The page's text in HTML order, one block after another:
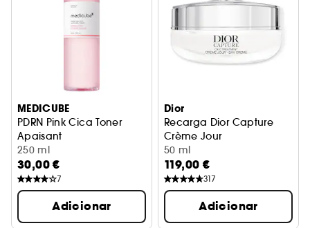
MEDICUBE
PDRN Pink Cica Toner
Apaisant
Loção tonificante iluminadora para o rosto
250 ml
30,00 €
7
Adicionar
Dior
Recarga Dior Capture
Crème Jour
Correção anti-idade de
50 ml
119,00 €
317
Adicionar